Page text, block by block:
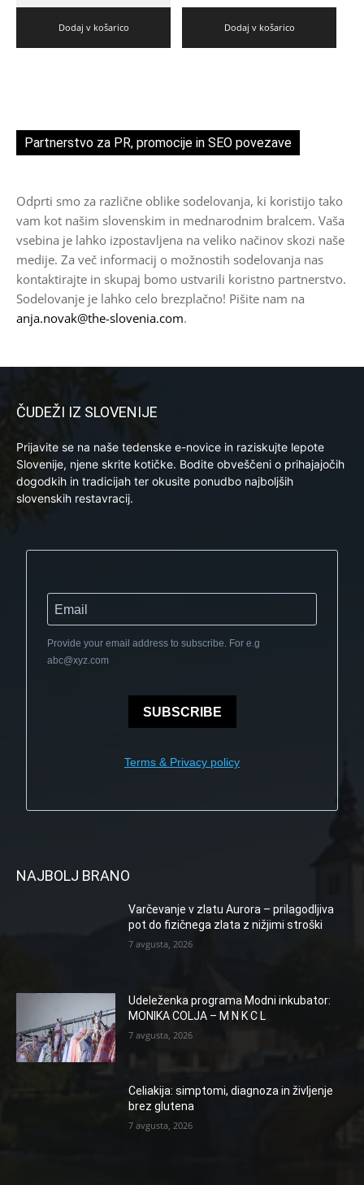
Dodaj v košarico Dodaj v košarico
Partnerstvo za PR, promocije in SEO povezave
Odprti smo za različne oblike sodelovanja, ki koristijo tako
vam kot našim slovenskim in mednarodnim bralcem. Vaša
vsebina je lahko izpostavljena na veliko načinov skozi naše
medije. Za več informacij o možnostih sodelovanja nas
kontaktirajte in skupaj bomo ustvarili koristno partnerstvo.
Sodelovanje je lahko celo brezplačno! Pišite nam na
anja.novak@the-slovenia.com.
ČUDEŽI IZ SLOVENIJE
Prijavite se na naše tedenske e-novice in raziskujte lepote
Slovenije, njene skrite kotičke. Bodite obveščeni o prihajajočih
dogodkih in tradicijah ter okusite ponudbo najboljših
slovenskih restavracij.
Provide your email address to subscribe. For e.g
abc@xyz.com
SUBSCRIBE
Terms & Privacy policy
NAJBOLJ BRANO
Varčevanje v zlatu Aurora – prilagodljiva
pot do fizičnega zlata z nižjimi stroški
7 avgusta, 2026
Udeleženka programa Modni inkubator:
MONIKA COLJA – M N K C L
7 avgusta, 2026
Celiakija: simptomi, diagnoza in življenje
brez glutena
7 avgusta, 2026